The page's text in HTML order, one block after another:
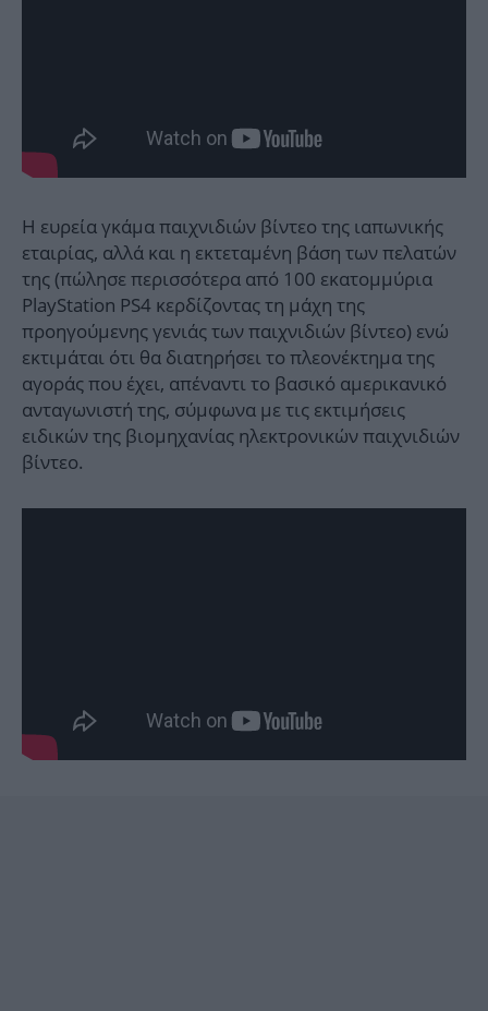
Η ευρεία γκάμα παιχνιδιών βίντεο της ιαπωνικής
εταιρίας, αλλά και η εκτεταμένη βάση των πελατών
της (πώλησε περισσότερα από 100 εκατομμύρια
PlayStation PS4 κερδίζοντας τη μάχη της
προηγούμενης γενιάς των παιχνιδιών βίντεο) ενώ
εκτιμάται ότι θα διατηρήσει το πλεονέκτημα της
αγοράς που έχει, απέναντι το βασικό αμερικανικό
ανταγωνιστή της, σύμφωνα με τις εκτιμήσεις
ειδικών της βιομηχανίας ηλεκτρονικών παιχνιδιών
βίντεο.